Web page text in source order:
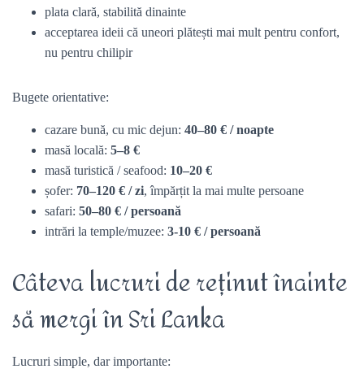
plata clară, stabilită dinainte
acceptarea ideii că uneori plătești mai mult pentru confort,
nu pentru chilipir
Bugete orientative:
cazare bună, cu mic dejun: 40–80 € / noapte
masă locală: 5–8 €
masă turistică / seafood: 10–20 €
șofer: 70–120 € / zi, împărțit la mai multe persoane
safari: 50–80 € / persoană
intrări la temple/muzee: 3-10 € / persoană
Câteva lucruri de reținut înainte
să mergi în Sri Lanka
Lucruri simple, dar importante: